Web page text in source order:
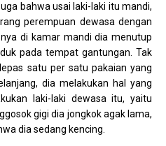
bahwa usai laki-laki itu mandi,
perempuan dewasa dengan
di kamar mandi dia menutup
pada tempat gantungan. Tak
satu per satu pakaian yang
dia melakukan hal yang
laki-laki dewasa itu, yaitu
gigi dia jongkok agak lama,
dia sedang kencing.